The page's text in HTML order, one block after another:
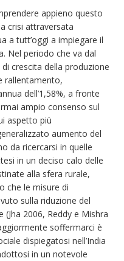
appieno questo
crisi attraversata
a tutt’oggi a impiegare il
Nel periodo che va dal
crescita della produzione
rallentamento,
dell’1,58%, a fronte
ampio consenso sul
aspetto più
aumento del
da ricercarsi in quelle
in un deciso calo delle
alla sfera rurale,
che le misure di
sulla riduzione del
2006, Reddy e Mishra
soffermarci è
dispiegatosi nell’India
in un notevole